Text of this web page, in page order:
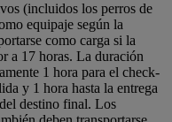
(incluidos los perros de
equipaje según la
como carga si la
a 17 horas. La duración
1 hora para el check-
y 1 hora hasta la entrega
destino final. Los